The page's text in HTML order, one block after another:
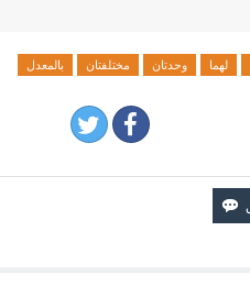
لهما وحدتان مختلفتان بالمعدل